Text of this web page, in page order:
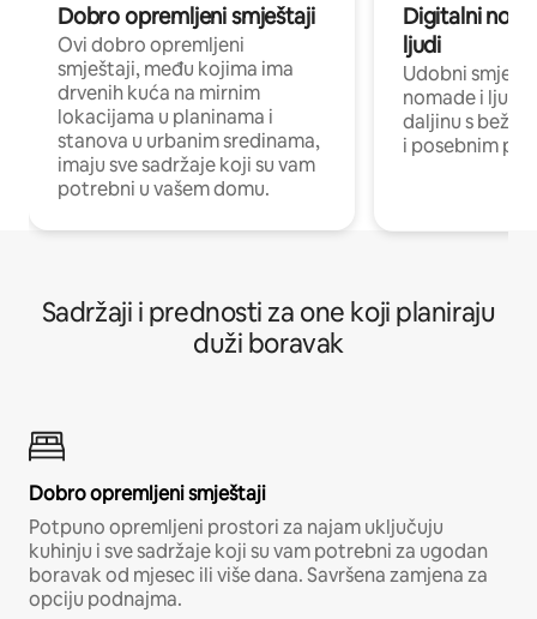
Dobro opremljeni smještaji
Ovi dobro opremljeni
smještaji, među kojima ima
drvenih kuća na mirnim
lokacijama u planinama i
stanova u urbanim sredinama,
imaju sve sadržaje koji su vam
potrebni u vašem domu.
Digitalni
ljudi
Udobni
nomade i ljude
daljinu s
i posebnim
Sadržaji i prednosti za one koji planiraju
duži boravak
Dobro opremljeni smještaji
Potpuno opremljeni prostori za najam uključuju
kuhinju i sve sadržaje koji su vam potrebni za ugodan
boravak od mjesec ili više dana. Savršena zamjena za
opciju podnajma.